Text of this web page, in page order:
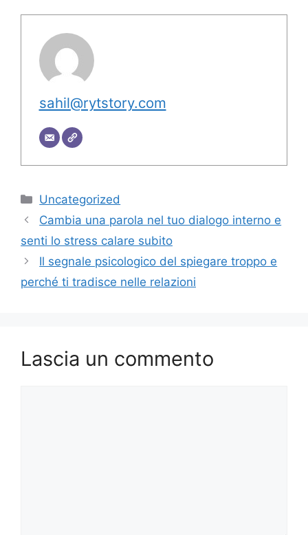
sahil@rytstory.com
Categorie
Uncategorized
Cambia una parola nel tuo dialogo interno e
senti lo stress calare subito
Il segnale psicologico del spiegare troppo e
perché ti tradisce nelle relazioni
Lascia un commento